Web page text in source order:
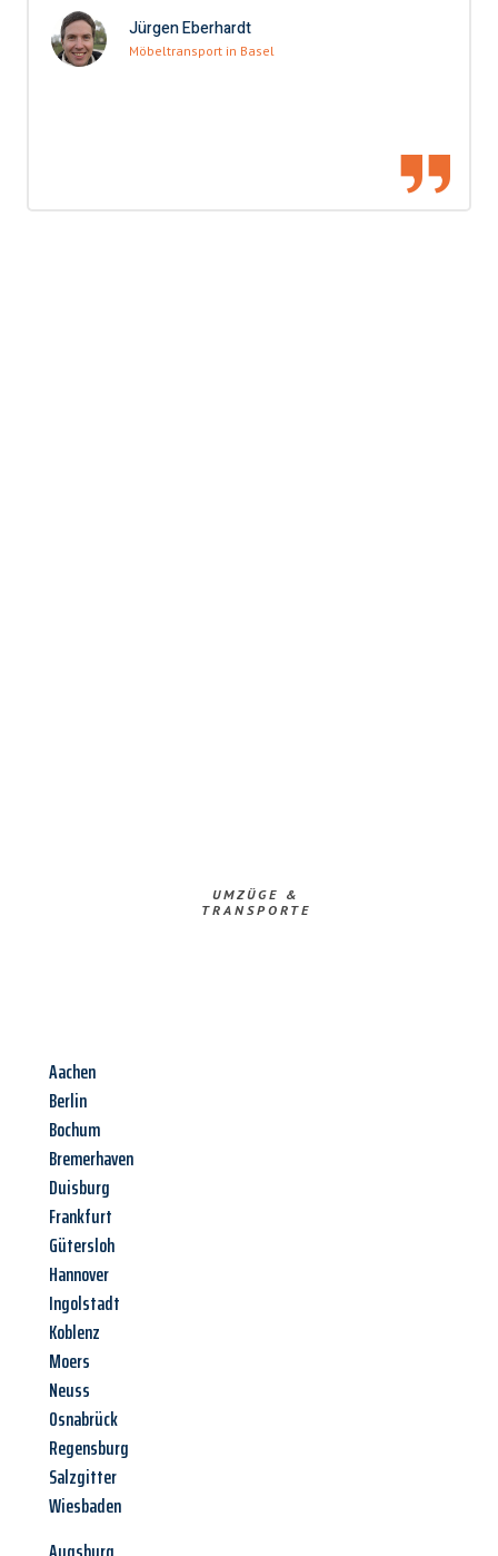
Jürgen Eberhardt
Möbeltransport in Basel
UMZÜGE &
TRANSPORTE
Aachen
Berlin
Bochum
Bremerhaven
Duisburg
Frankfurt
Gütersloh
Hannover
Ingolstadt
Koblenz
Moers
Neuss
Osnabrück
Regensburg
Salzgitter
Wiesbaden